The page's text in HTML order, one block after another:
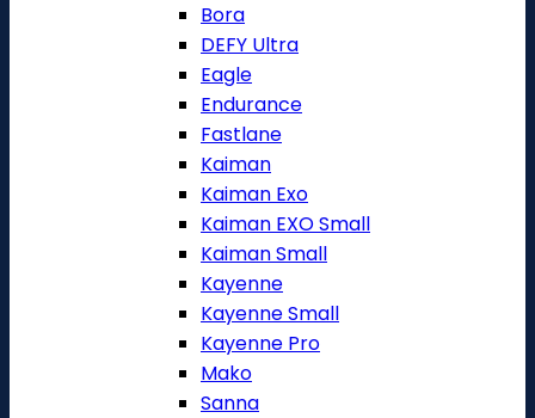
Bora
DEFY Ultra
Eagle
Endurance
Fastlane
Kaiman
Kaiman Exo
Kaiman EXO Small
Kaiman Small
Kayenne
Kayenne Small
Kayenne Pro
Mako
Sanna